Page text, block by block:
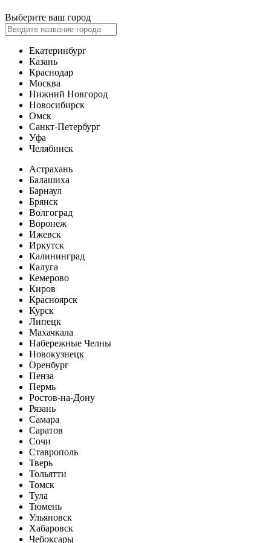
Выберите ваш город
Екатеринбург
Казань
Краснодар
Москва
Нижний Новгород
Новосибирск
Омск
Санкт-Петербург
Уфа
Челябинск
Астрахань
Балашиха
Барнаул
Брянск
Волгоград
Воронеж
Ижевск
Иркутск
Калининград
Калуга
Кемерово
Киров
Красноярск
Курск
Липецк
Махачкала
Набережные Челны
Новокузнецк
Оренбург
Пенза
Пермь
Ростов-на-Дону
Рязань
Самара
Саратов
Сочи
Ставрополь
Тверь
Тольятти
Томск
Тула
Тюмень
Ульяновск
Хабаровск
Чебоксары